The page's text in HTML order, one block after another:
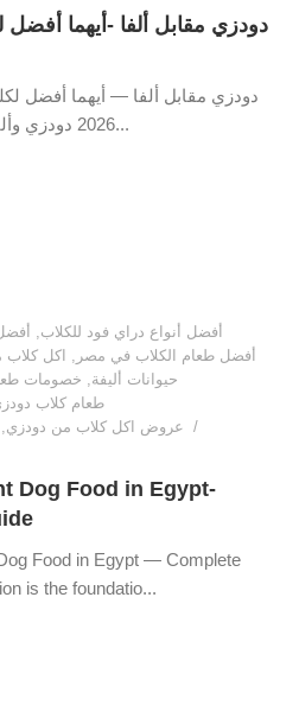
دودزي مقابل ألفا -أيهما
دودزي مقابل ألفا — أيهما أفضل
2026 دودزي وألفا من أكثر ماركتين تداولًا ف...
أفضل أنواع دراي فود للكلاب,
أفضل طعام الكلاب في مصر , اكل
حيوانات أليفة, خصومات
طعام كلاب
عروض اكل كلاب من دودزي,
Dog Food in Egypt-
Food in Egypt — Complete
is the foundatio...